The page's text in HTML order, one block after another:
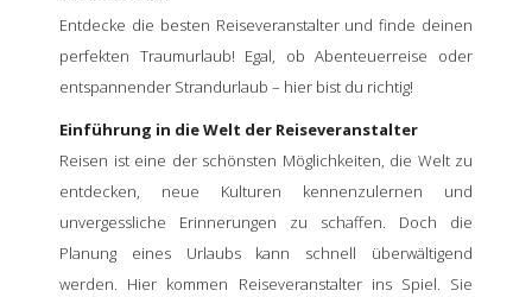
Entdecke die besten Reiseveranstalter und finde deinen
perfekten Traumurlaub! Egal, ob Abenteuerreise oder
entspannender Strandurlaub – hier bist du richtig!
Einführung in die Welt der Reiseveranstalter
Reisen ist eine der schönsten Möglichkeiten, die Welt zu
entdecken, neue Kulturen kennenzulernen und
unvergessliche Erinnerungen zu schaffen. Doch die
Planung eines Urlaubs kann schnell überwältigend
werden. Hier kommen Reiseveranstalter ins Spiel. Sie